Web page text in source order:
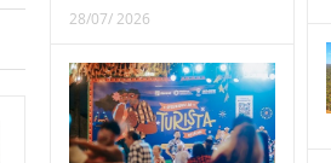
28/07/ 2026